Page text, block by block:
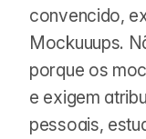
convencido,
Mockuuups.
porque os
e exigem
pessoais,